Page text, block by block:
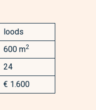
loods
600 m2
24
€ 1.600